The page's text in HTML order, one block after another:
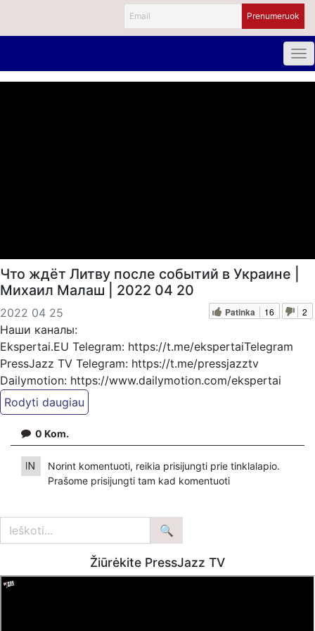
Что ждёт Литву после событий в Украине |
Михаил Малаш | 2022 04 20
2022 04 25 Patinka 16 2
Наши каналы:
Ekspertai.EU Telegram: https://t.me/ekspertaiTelegram
PressJazz TV Telegram: https://t.me/pressjazztv
Dailymotion: https://www.dailymotion.com/ekspertai
https://www.pressjazz.tv
Pradžia
0 Kom.
Norint komentuoti, reikia prisijungti prie tinklalapio.
Prašome prisijungti tam kad komentuoti
Žiūrėkite PressJazz TV